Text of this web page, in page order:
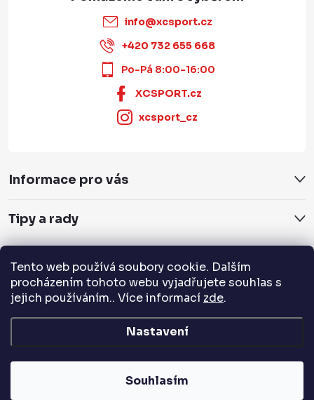
Tento web používá soubory cookie. Dalším
procházením tohoto webu vyjadřujete souhlas s
jejich používáním.. Více informací zde.
Nastavení
Souhlasím
info@xcsport.cz
+420 732 655 668
Po-Pá 8:00-16:00
XCSPORT.cz
xcsport_cz
Informace pro vás
Tipy a rady
Servis a služby
Přijímáme online platby